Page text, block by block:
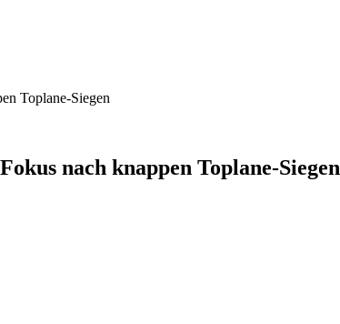
Toplane-Siegen
nach knappen Toplane-Siegen